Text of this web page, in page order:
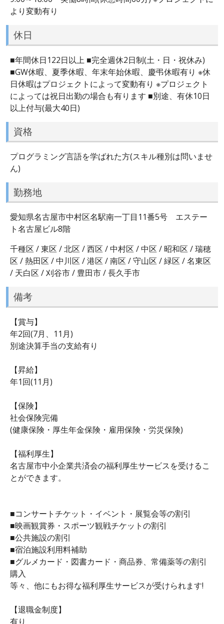
より変動有り
休日
■年間休日122日以上 ■完全週休2日制(土・日・祝休み)
■GW休暇、夏季休暇、年末年始休暇、慶弔休暇有り ※休
日休暇はプロジェクトによって変動有り ※プロジェクト
によっては祝日出勤の場合も有ります ■別途、有休10日
以上付与(最大40日)
資格
プログラミング言語を学ばれた方(スキル種別は問いませ
ん)
勤務地
愛知県名古屋市中村区名駅南一丁目11番5号 エステー
ト名古屋ビル8階
千種区 / 東区 / 北区 / 西区 / 中村区 / 中区 / 昭和区 / 瑞穂
区 / 熱田区 / 中川区 / 港区 / 南区 / 守山区 / 緑区 / 名東区
/ 天白区 / 刈谷市 / 豊田市 / 長久手市
備考
【賞与】
年2回(7月、11月)
別途決算手当の支給有り
【昇給】
年1回(11月)
【保険】
社会保険完備
(健康保険・厚生年金保険・雇用保険・労災保険)
【福利厚生】
名古屋市中小企業共済会の福利厚生サービスを受けるこ
とができます。
■コンサートチケット・イベント・展覧会等の割引
■映画観賞券・スポーツ観戦チケットの割引
■公共施設の割引
■宿泊施設利用料補助
■グルメカード・図書カード・商品券、常備薬等の割引
購入
等々、他にもお得な福利厚生サービスが受けられます!
【退職金制度】
有り